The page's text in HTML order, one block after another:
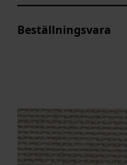
Beställningsvara